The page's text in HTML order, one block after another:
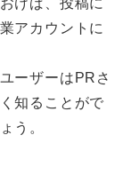
アカウントに
ーザーはPRさ
知ることがで
う。